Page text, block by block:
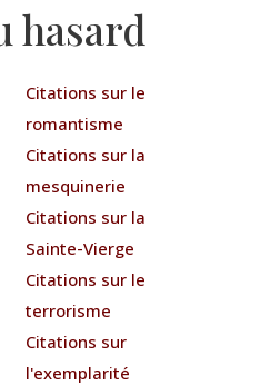
hasard
Citations sur le
romantisme
Citations sur la
mesquinerie
Citations sur la
Sainte-Vierge
Citations sur le
terrorisme
Citations sur
l'exemplarité